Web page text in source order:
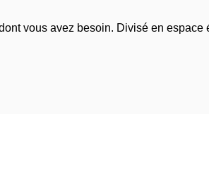
vous avez besoin. Divisé en